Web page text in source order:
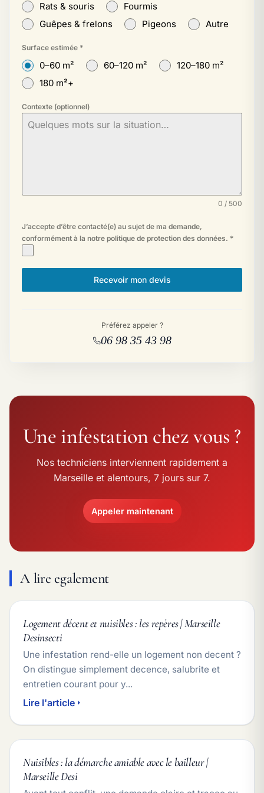
Rats & souris
Fourmis
Guêpes & frelons
Pigeons Autre
Surface estimée *
0–60 m² 60–120 m²
120–180 m²
180 m²+
Contexte (optionnel)
0 / 500
J’accepte d’être contacté(e) au sujet de ma demande,
conformément à la notre politique de protection des données. *
Recevoir mon devis
Préférez appeler ?
06 98 35 43 98
Une infestation chez vous ?
Nos techniciens interviennent rapidement a
Marseille et alentours, 7 jours sur 7.
Appeler maintenant
A lire egalement
Logement décent et nuisibles : les repères | Marseille
Desinsecti
Une infestation rend-elle un logement non decent ?
On distingue simplement decence, salubrite et
entretien courant pour y...
Lire l'article
Nuisibles : la démarche amiable avec le bailleur |
Marseille Desi